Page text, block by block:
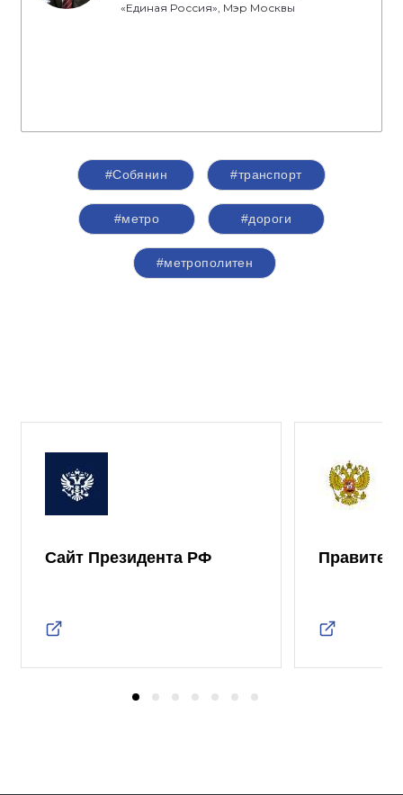
«Единая Россия», Мэр Москвы
#Собянин #транспорт
#метро #дороги
#метрополитен
Сайт Президента РФ